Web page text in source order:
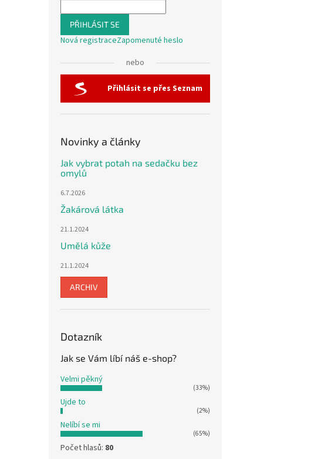
PŘIHLÁSIT SE
Nová registraceZapomenuté heslo
nebo
Přihlásit se přes Seznam
Novinky a články
Jak vybrat potah na sedačku bez
omylů
6.7.2026
Žakárová látka
21.1.2024
Umělá kůže
21.1.2024
ARCHIV
Dotazník
Jak se Vám líbí náš e-shop?
Velmi pěkný
(33%)
Ujde to
(2%)
Nelíbí se mi
(65%)
Počet hlasů: 80